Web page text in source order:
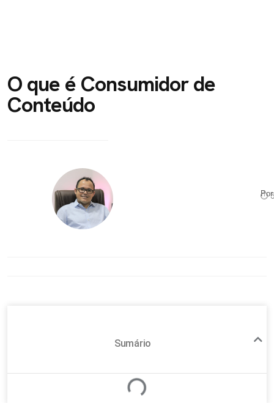
O que é Consumidor de
Conteúdo
⏱
Sumário